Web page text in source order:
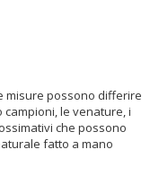
misure possono differire
le venature, i
che possono
fatto a mano